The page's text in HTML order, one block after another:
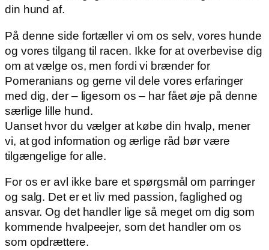
din hund af.
På denne side fortæller vi om os selv, vores hunde
og vores tilgang til racen. Ikke for at overbevise dig
om at vælge os, men fordi vi brænder for
Pomeranians og gerne vil dele vores erfaringer
med dig, der – ligesom os – har fået øje på denne
særlige lille hund.
Uanset hvor du vælger at købe din hvalp, mener
vi, at god information og ærlige råd bør være
tilgængelige for alle.
For os er avl ikke bare et spørgsmål om parringer
og salg. Det er et liv med passion, faglighed og
ansvar. Og det handler lige så meget om dig som
kommende hvalpeejer, som det handler om os
som opdrættere.